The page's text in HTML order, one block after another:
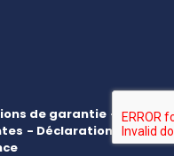
de garantie -
- Déclaration de